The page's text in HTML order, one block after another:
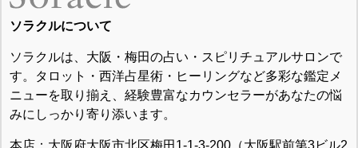
ソラクルについて
ソラクルは、大阪・梅田の占い・スピリチュアルサロンで
す。タロット・西洋占星術・ヒーリングなど多彩な鑑定メ
ニューを取り揃え、経験豊富なカウンセラーがあなたの悩
みにしっかり寄り添います。